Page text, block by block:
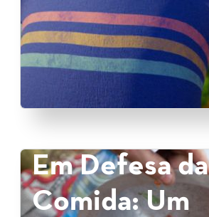
Em Defesa da
Comida: Um